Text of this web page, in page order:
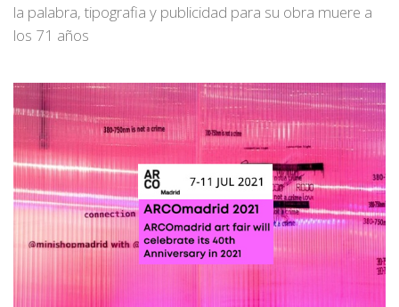
la palabra, tipografia y publicidad para su obra muere a
los 71 años